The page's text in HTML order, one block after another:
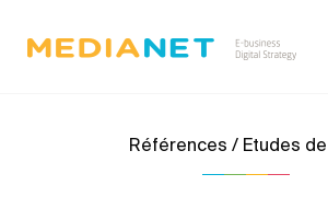
Références / Etudes